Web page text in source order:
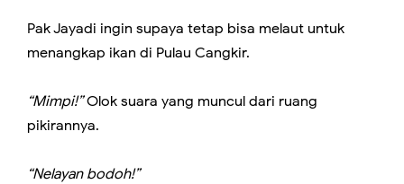
Pak Jayadi ingin supaya tetap bisa melaut untuk
menangkap ikan di Pulau Cangkir.
“Mimpi!”Olok suara yang muncul dari ruang
pikirannya.
“Nelayan bodoh!”